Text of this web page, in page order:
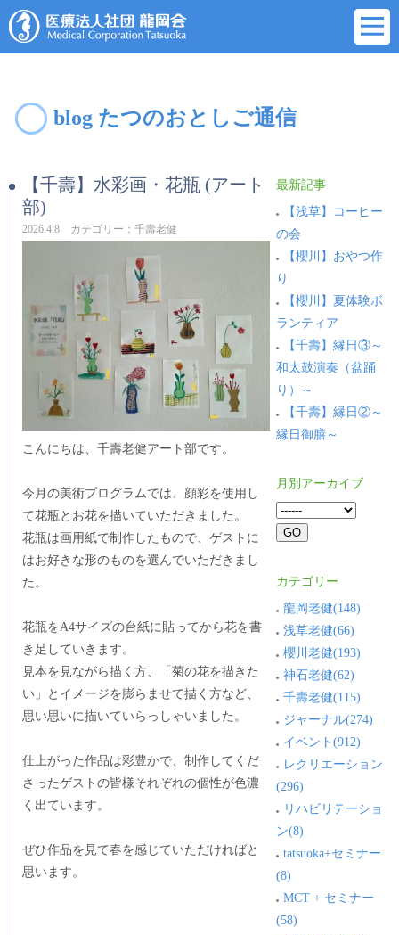
blog たつのおとしご通信
【千壽】水彩画・花瓶 (アート
部)
2026.4.8 カテゴリー：千壽老健
こんにちは、千壽老健アート部です。
今月の美術プログラムでは、顔彩を使用し
て花瓶とお花を描いていただきました。
花瓶は画用紙で制作したもので、ゲストに
はお好きな形のものを選んでいただきまし
た。
花瓶をA4サイズの台紙に貼ってから花を書
き足していきます。
見本を見ながら描く方、「菊の花を描きた
い」とイメージを膨らませて描く方など、
思い思いに描いていらっしゃいました。
仕上がった作品は彩豊かで、制作してくだ
さったゲストの皆様それぞれの個性が色濃
く出ています。
ぜひ作品を見て春を感じていただければと
思います。
最新記事
【浅草】コーヒー
の会
【櫻川】おやつ作
り
【櫻川】夏体験ボ
ランティア
【千壽】縁日③～
和太鼓演奏（盆踊
り）～
【千壽】縁日②～
縁日御膳～
月別アーカイブ
カテゴリー
龍岡老健(148)
浅草老健(66)
櫻川老健(193)
神石老健(62)
千壽老健(115)
ジャーナル(274)
イベント(912)
レクリエーション
(296)
リハビリテーショ
ン(8)
tatsuoka+セミナー
(8)
MCT + セミナー
(58)